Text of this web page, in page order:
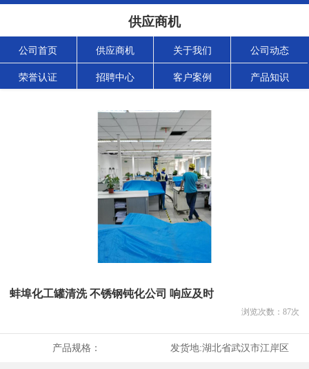
供应商机
公司首页 供应商机 关于我们 公司动态
荣誉认证 招聘中心 客户案例 产品知识
蚌埠化工罐清洗 不锈钢钝化公司 响应及时
浏览次数： 87次
产品规格： 发货地:湖北省武汉市江岸区